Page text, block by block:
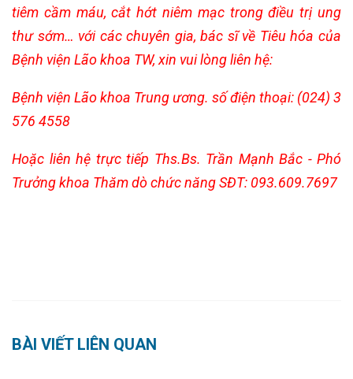
tiêm cầm máu, cắt hớt niêm mạc trong điều trị ung
thư sớm… với các chuyên gia, bác sĩ về Tiêu hóacủa
Bệnh viện Lão khoa TW, xin vui lòng liên hệ:
Bệnh viện Lão khoa Trung ương. số điện thoại: (024) 3
576 4558
Hoặc liên hệ trực tiếp Ths.Bs. Trần Mạnh Bắc - Phó
Trưởng khoa Thăm dò chức năng SĐT: 093.609.7697
BÀI VIẾT LIÊN QUAN